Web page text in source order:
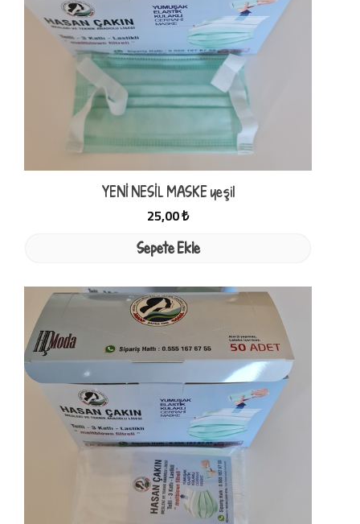
YENİ NESİL MASKE yeşil
25,00 ₺
Sepete Ekle